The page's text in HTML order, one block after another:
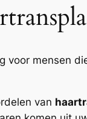
voor mensen
van